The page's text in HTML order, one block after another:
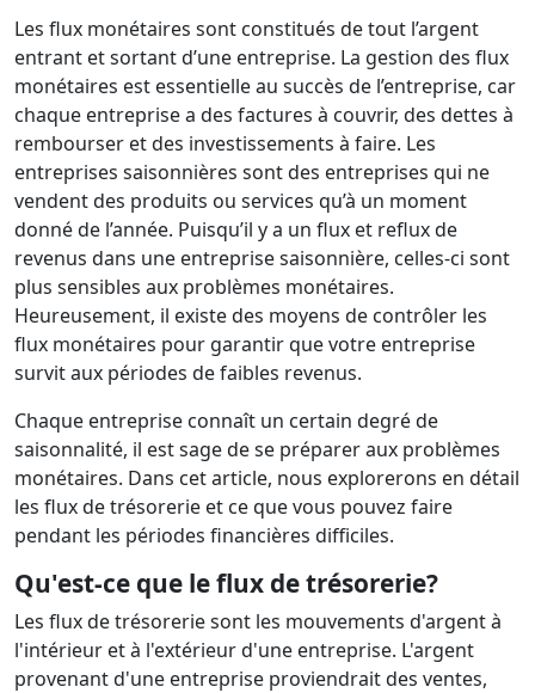
Les flux monétaires sont constitués de tout l’argent
entrant et sortant d’une entreprise. La gestion des flux
monétaires est essentielle au succès de l’entreprise, car
chaque entreprise a des factures à couvrir, des dettes à
rembourser et des investissements à faire. Les
entreprises saisonnières sont des entreprises qui ne
vendent des produits ou services qu’à un moment
donné de l’année. Puisqu’il y a un flux et reflux de
revenus dans une entreprise saisonnière, celles-ci sont
plus sensibles aux problèmes monétaires.
Heureusement, il existe des moyens de contrôler les
flux monétaires pour garantir que votre entreprise
survit aux périodes de faibles revenus.
Chaque entreprise connaît un certain degré de
saisonnalité, il est sage de se préparer aux problèmes
monétaires. Dans cet article, nous explorerons en détail
les flux de trésorerie et ce que vous pouvez faire
pendant les périodes financières difficiles.
Qu'est-ce que le flux de trésorerie?
Les flux de trésorerie sont les mouvements d'argent à
l'intérieur et à l'extérieur d'une entreprise. L'argent
provenant d'une entreprise proviendrait des ventes,